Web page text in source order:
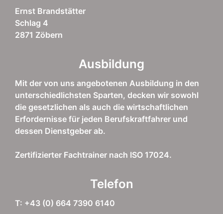
Ernst Brandstätter
Schlag 4
2871 Zöbern
Ausbildung
Mit der von uns angebotenen Ausbildung in den
unterschiedlichsten Sparten, decken wir sowohl
die gesetzlichen als auch die wirtschaftlichen
Erfordernisse für jeden Berufskraftfahrer und
dessen Dienstgeber ab.
Zertifizierter Fachtrainer nach ISO 17024.
Telefon
T: +43 (0) 664 7390 6140